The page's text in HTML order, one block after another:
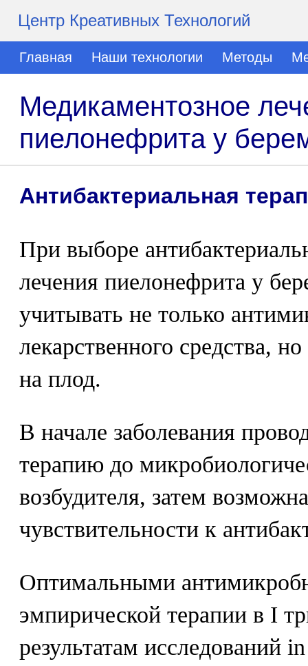
Центр Креативных Технологий
Главная Наши технологии Методы
Медикаментозное
пиелонефрита у
Антибактериальная
При выборе
лечения пиелонефрита у
учитывать не только
лекарственного средства,
на плод.
В начале заболевания
терапию до
возбудителя, затем
чувствительности к
Оптимальными
эмпирической терапии в I
результатам исследований